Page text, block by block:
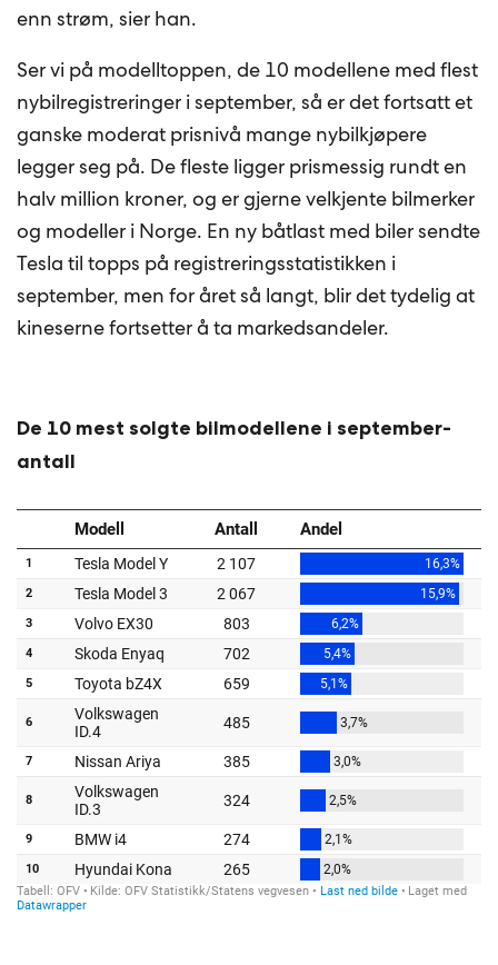
enn strøm, sier han.
Ser vi på modelltoppen, de 10 modellene med flest
nybilregistreringer i september, så er det fortsatt et
ganske moderat prisnivå mange nybilkjøpere
legger seg på. De fleste ligger prismessig rundt en
halv million kroner, og er gjerne velkjente bilmerker
og modeller i Norge. En ny båtlast med biler sendte
Tesla til topps på registreringsstatistikken i
september, men for året så langt, blir det tydelig at
kineserne fortsetter å ta markedsandeler.
De 10 mest solgte bilmodellene i september-
antall